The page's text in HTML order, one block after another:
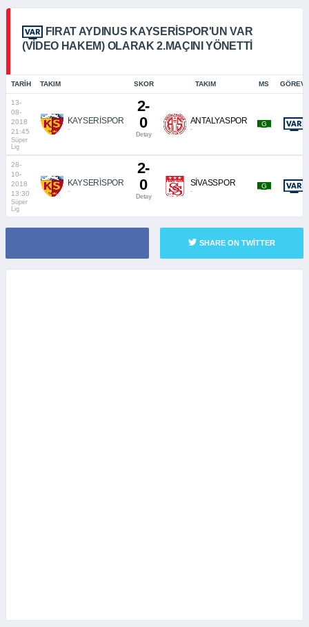
FIRAT AYDINUS KAYSERISPOR'UN VAR
(VIDEO HAKEM) OLARAK 2.MAÇINI YÖNETTI
TARIH TAKIM SKOR TAKIM MS GÖREVI
13-
08-
2018
21:45
Süper
Lig
KAYSERİSPOR
-
2-
0
Detay
ANTALYASPOR
-
_G_
28-
10-
2018
13:30
Süper
Lig
KAYSERİSPOR
-
2-
0
Detay
SİVASSPOR
-
_G_
SHARE ON TWITTER